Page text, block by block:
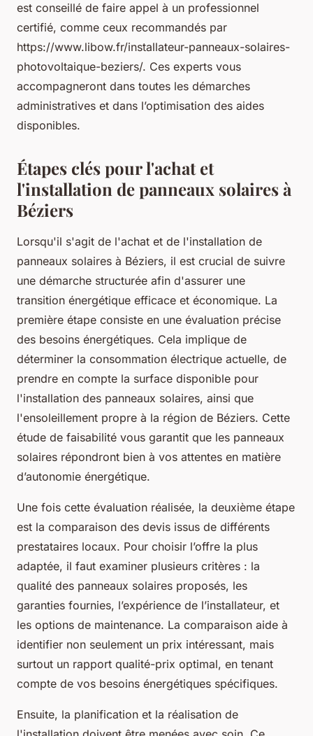
est conseillé de faire appel à un professionnel
certifié, comme ceux recommandés par
https://www.libow.fr/installateur-panneaux-solaires-
photovoltaique-beziers/. Ces experts vous
accompagneront dans toutes les démarches
administratives et dans l’optimisation des aides
disponibles.
Étapes clés pour l'achat et
l'installation de panneaux solaires à
Béziers
Lorsqu'il s'agit de l'achat et de l'installation de
panneaux solaires à Béziers, il est crucial de suivre
une démarche structurée afin d'assurer une
transition énergétique efficace et économique. La
première étape consiste en une évaluation précise
des besoins énergétiques. Cela implique de
déterminer la consommation électrique actuelle, de
prendre en compte la surface disponible pour
l'installation des panneaux solaires, ainsi que
l'ensoleillement propre à la région de Béziers. Cette
étude de faisabilité vous garantit que les panneaux
solaires répondront bien à vos attentes en matière
d’autonomie énergétique.
Une fois cette évaluation réalisée, la deuxième étape
est la comparaison des devis issus de différents
prestataires locaux. Pour choisir l’offre la plus
adaptée, il faut examiner plusieurs critères : la
qualité des panneaux solaires proposés, les
garanties fournies, l’expérience de l’installateur, et
les options de maintenance. La comparaison aide à
identifier non seulement un prix intéressant, mais
surtout un rapport qualité-prix optimal, en tenant
compte de vos besoins énergétiques spécifiques.
Ensuite, la planification et la réalisation de